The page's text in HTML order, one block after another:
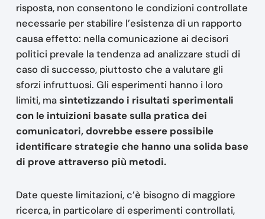
risposta, non consentono le condizioni controllate
necessarie per stabilire l’esistenza di un rapporto
causa effetto: nella comunicazione ai decisori
politici prevale la tendenza ad analizzare studi di
caso di successo, piuttosto che a valutare gli
sforzi infruttuosi. Gli esperimenti hanno i loro
limiti, masintetizzando i risultati sperimentali
con le intuizioni basate sulla pratica dei
comunicatori, dovrebbe essere possibile
identificare strategie che hanno una solida base
di prove attraverso più metodi.
Date queste limitazioni, c’è bisogno di maggiore
ricerca, in particolare di esperimenti controllati,